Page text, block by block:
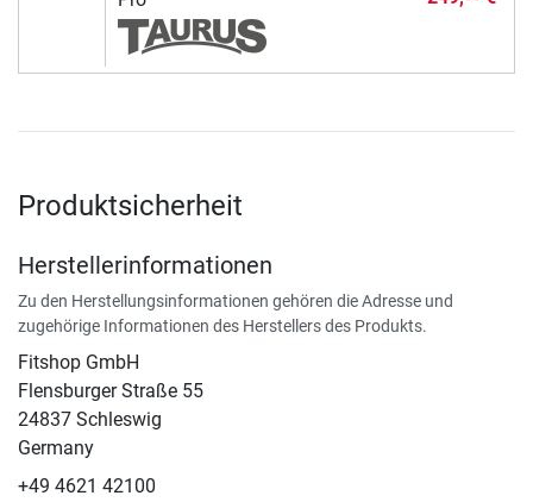
Produktsicherheit
Herstellerinformationen
Zu den Herstellungsinformationen gehören die Adresse und
zugehörige Informationen des Herstellers des Produkts.
Fitshop GmbH
Flensburger Straße 55
24837 Schleswig
Germany
+49 4621 42100